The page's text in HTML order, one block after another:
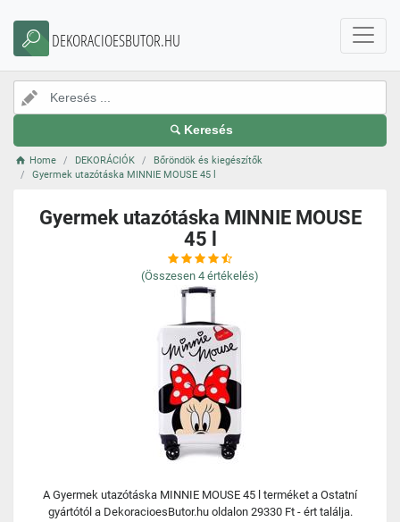
DEKORACIOESBUTOR.HU
Keresés
Home DEKORÁCIÓK
Bőröndök és kiegészítők
Gyermek utazótáska MINNIE MOUSE 45 l
Gyermek utazótáska MINNIE MOUSE
45 l
(Összesen 4 értékelés)
A Gyermek utazótáska MINNIE MOUSE 45 l terméket a Ostatní
gyártótól a DekoracioesButor.hu oldalon 29330 Ft - ért találja.